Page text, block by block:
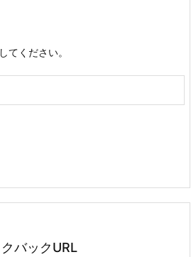
てください。
バックURL